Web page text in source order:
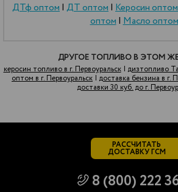
ДТф оптом| ДТ оптом| Керосин оптом
оптом|Масло оптом
ДРУГОЕ ТОПЛИВО В ЭТОМ
керосин топливо в г. Первоуральск| дизтопливо
оптом в г. Первоуральск | доставка бензина в г.
доставки 30 куб. до г.
РАССЧИТАТЬ
ДОСТАВКУ ГСМ
8 (800) 222